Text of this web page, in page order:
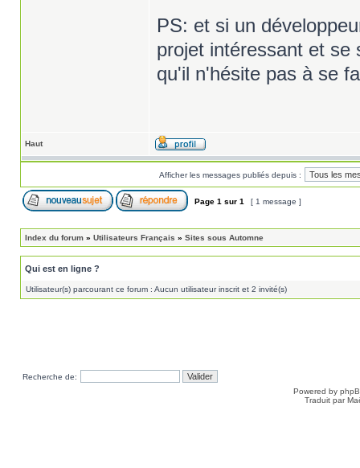
PS: et si un
projet intéressant et se
qu'il n'hésite pas à se
Haut
Afficher les messages publiés depuis :
Page 1 sur 1 [ 1 message ]
Index du forum » Utilisateurs Français » Sites sous Automne
Qui est en ligne ?
Utilisateur(s) parcourant ce forum : Aucun utilisateur inscrit et 2 invité(s)
Recherche de:
Powered by
Traduit par